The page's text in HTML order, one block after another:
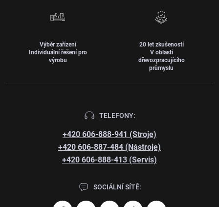
Výběr zařízení
Individuální řešení pro
výrobu
20 let zkušeností
V oblasti
dřevozpracujícího
průmyslu
TELEFONY:
+420 606-888-941 (Stroje)
+420 606-887-484 (Nástroje)
+420 606-888-413 (Servis)
SOCIÁLNÍ SÍTĚ: